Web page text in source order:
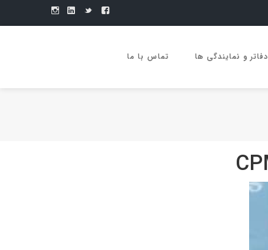
دفاتر و نمایندگی ها تماس با ما